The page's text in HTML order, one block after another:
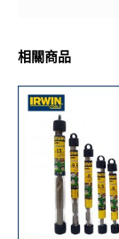
相關商品